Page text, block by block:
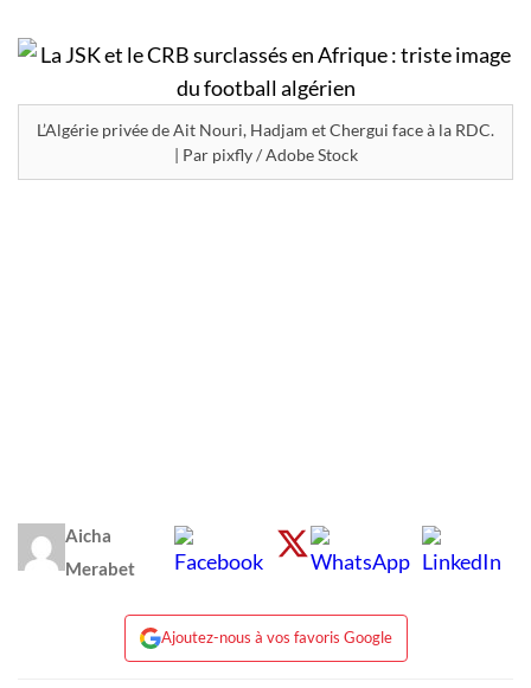
L’Algérie privée de Ait Nouri, Hadjam et Chergui face à la RDC.
| Par pixfly / Adobe Stock
Aicha
Merabet
Ajoutez-nous à vos favoris Google